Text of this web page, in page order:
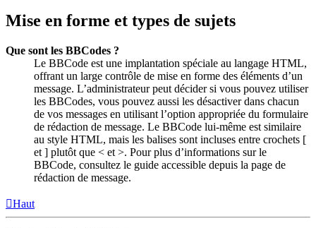
Mise en forme et types de sujets
Que sont les BBCodes ?
Le BBCode est une implantation spéciale au langage HTML,
offrant un large contrôle de mise en forme des éléments d’un
message. L’administrateur peut décider si vous pouvez utiliser
les BBCodes, vous pouvez aussi les désactiver dans chacun
de vos messages en utilisant l’option appropriée du formulaire
de rédaction de message. Le BBCode lui-même est similaire
au style HTML, mais les balises sont incluses entre crochets [
et ] plutôt que < et >. Pour plus d’informations sur le
BBCode, consultez le guide accessible depuis la page de
rédaction de message.
Haut